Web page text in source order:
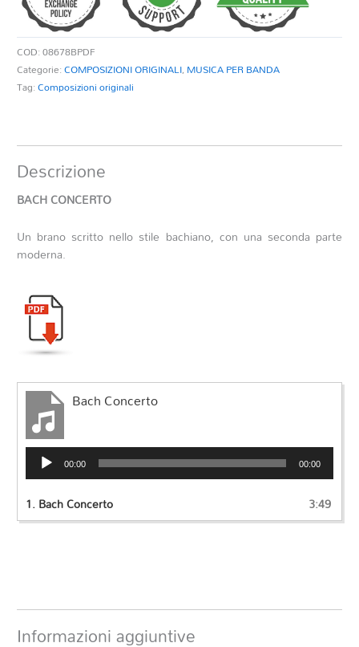
COD:08678BPDF
Categorie:COMPOSIZIONI ORIGINALI, MUSICA PER BANDA
Tag:Composizioni originali
Descrizione
BACH CONCERTO
Un brano scritto nello stile bachiano, con una seconda parte
moderna.
Bach Concerto
Audio
Player 00:00 00:00
1.Bach Concerto 3:49
Informazioni aggiuntive